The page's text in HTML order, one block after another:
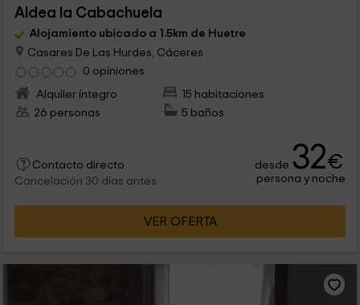
Aldea la Cabachuela
Alojamiento ubicado a 1.5km de Huetre
Casares De Las Hurdes, Cáceres
0 opiniones
Alquiler íntegro
15 habitaciones
26 personas
5 baños
Contacto directo
Cancelación 30 días antes
desde 32€
persona y noche
VER OFERTA